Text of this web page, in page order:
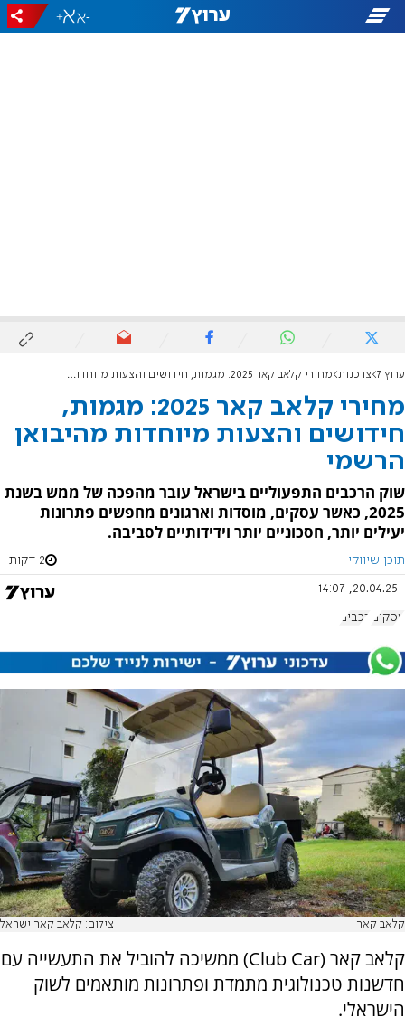
-
+
ערוץ 7 צרכנות מחירי קלאב קאר 2025: מגמות, חידושים והצעות מיוחדות מהיבואן הרשמי
מחירי קלאב קאר 2025: מגמות,
חידושים והצעות מיוחדות מהיבואן
הרשמי
שוק הרכבים התפעוליים בישראל עובר מהפכה של ממש בשנת
2025, כאשר עסקים, מוסדות וארגונים מחפשים פתרונות
יעילים יותר, חסכוניים יותר וידידותיים לסביבה.
תוכן שיווקי 2 דקות
20.04.25, 14:07
עסקים רכבים
קלאב קאר צילום: קלאב קאר ישראל
קלאב קאר (Club Car) ממשיכה להוביל את התעשייה עם
חדשנות טכנולוגית מתמדת ופתרונות מותאמים לשוק
הישראלי.